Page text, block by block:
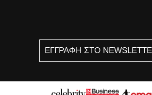
ΕΓΓΡΑΦΗ ΣΤΟ